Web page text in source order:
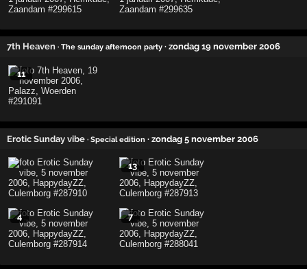
7th Heaven · The sunday afternoon party · zondag 19 november 2006
11
Erotic Sunday vibe · Special edition · zondag 5 november 2006
13
4 7